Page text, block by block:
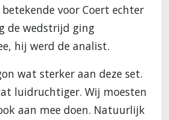
voor Coert echter
de wedstrijd ging
hij werd de analist.
wat sterker aan deze set.
luidruchtiger. Wij moesten
aan mee doen. Natuurlijk